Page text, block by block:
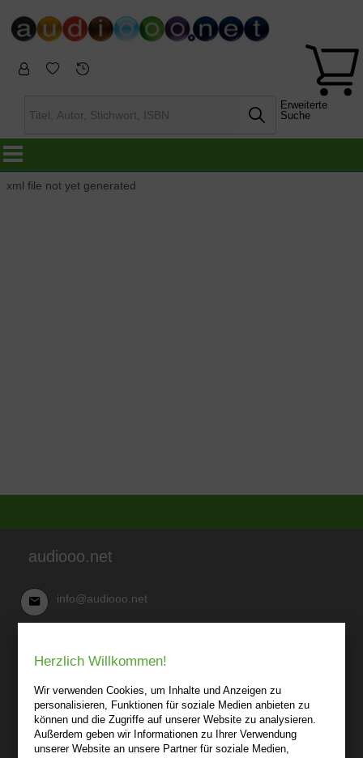
Erweiterte
Suche
xml file not yet generated
audiooo.net
info@audiooo.net
03 41-25 69 27 20
audiooo.net
Lindenthaler Straße 15
04155 Leipzig
Wir sind gerne für Sie persönlich da.
Herzlich Willkommen!
Wir verwenden Cookies, um Inhalte und Anzeigen zu
personalisieren, Funktionen für soziale Medien anbieten zu
können und die Zugriffe auf unserer Website zu analysieren.
Außerdem geben wir Informationen zu Ihrer Verwendung
unserer Website an unsere Partner für soziale Medien,